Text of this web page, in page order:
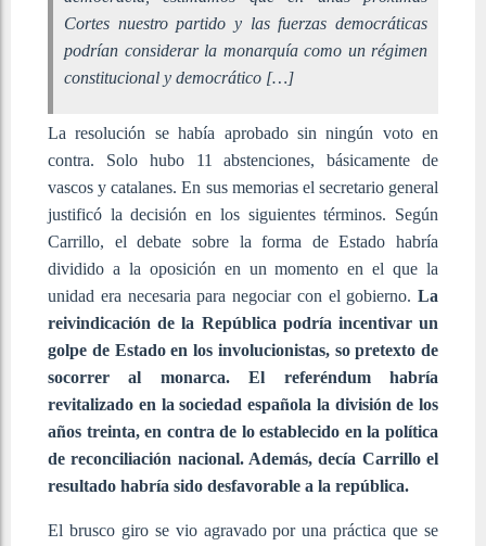
Cortes nuestro partido y las fuerzas democráticas
podrían considerar la monarquía como un régimen
constitucional y democrático […]
La resolución se había aprobado sin ningún voto en
contra. Solo hubo 11 abstenciones, básicamente de
vascos y catalanes. En sus memorias el secretario general
justificó la decisión en los siguientes términos. Según
Carrillo, el debate sobre la forma de Estado habría
dividido a la oposición en un momento en el que la
unidad era necesaria para negociar con el gobierno. La
reivindicación de la República podría incentivar un
golpe de Estado en los involucionistas, so pretexto de
socorrer al monarca.
El referéndum habría
revitalizado en la sociedad española la división de los
años treinta, en contra de lo establecido en la política
de reconciliación nacional. Además, decía Carrillo el
resultado habría sido desfavorable a la república.
El brusco giro se vio agravado por una práctica que se